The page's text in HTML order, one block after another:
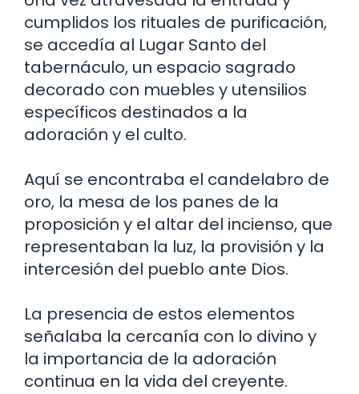
cumplidos los rituales de purificación,
se accedía al Lugar Santo del
tabernáculo, un espacio sagrado
decorado con muebles y utensilios
específicos destinados a la
adoración y el culto.
Aquí se encontraba el candelabro de
oro, la mesa de los panes de la
proposición y el altar del incienso, que
representaban la luz, la provisión y la
intercesión del pueblo ante Dios.
La presencia de estos elementos
señalaba la cercanía con lo divino y
la importancia de la adoración
continua en la vida del creyente.